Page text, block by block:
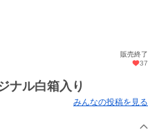
販売終了
37
ナル白箱入り
みんなの投稿を見る